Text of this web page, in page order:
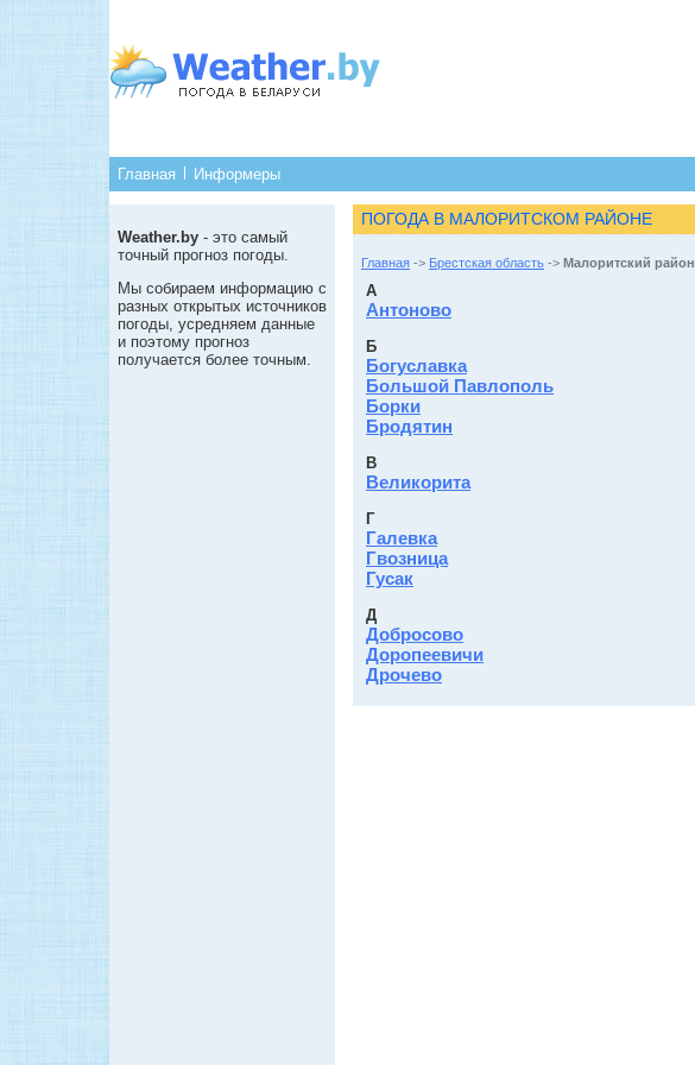
Главная Информеры
Weather.by - это самый
точный прогноз погоды.
Мы собираем информацию с
разных открытых источников
погоды, усредняем данные
и поэтому прогноз
получается более точным.
ПОГОДА В МАЛОРИТСКОМ РАЙОНЕ
Главная -> Брестская область -> Малоритский район
А
Антоново
Б
Богуславка
Большой Павлополь
Борки
Бродятин
В
Великорита
Г
Галевка
Гвозница
Гусак
Д
Добросово
Доропеевичи
Дрочево